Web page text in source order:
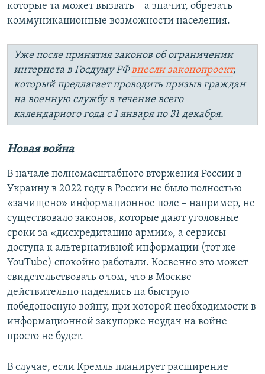
которые та может вызвать – а значит, обрезать
коммуникационные возможности населения.
Уже после принятия законов об ограничении
интернета в Госдуму РФвнесли законопроект,
который предлагает проводить призыв граждан
на военную службу в течение всего
календарного года с 1 января по 31 декабря.
Новая война
В начале полномасштабного вторжения России в
Украину в 2022 году в России не было полностью
«зачищено» информационное поле – например, не
существовало законов, которые дают уголовные
сроки за «дискредитацию армии», а сервисы
доступа к альтернативной информации (тот же
YouTube) спокойно работали. Косвенно это может
свидетельствовать о том, что в Москве
действительно надеялись на быструю
победоносную войну, при которой необходимости в
информационной закупорке неудач на войне
просто не будет.
В случае, если Кремль планирует расширение